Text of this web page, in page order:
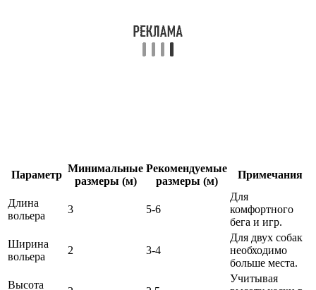
Параметр
Минимальные
размеры (м)
Рекомендуемые
размеры (м)
Примечания
Длина
вольера
3 5-6
Для
комфортного
бега и игр.
Ширина
вольера
2 3-4
Для двух собак
необходимо
больше места.
Высота
Учитывая